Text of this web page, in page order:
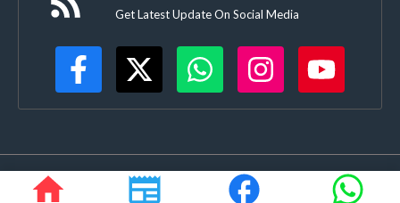
Get Latest Update On Social Media
©Buldanacoverage.com
• All rights reserved • Created by-
Rajdhanve.in
Mo. 8378908271